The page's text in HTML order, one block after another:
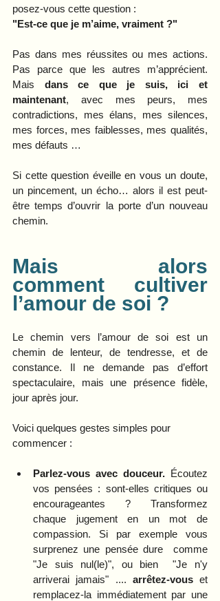
posez-vous cette question :
"Est-ce que je m’aime, vraiment ?"
Pas dans mes réussites ou mes actions.
Pas parce que les autres m’apprécient.
Mais dans ce que je suis, ici et
maintenant, avec mes peurs, mes
contradictions, mes élans, mes silences,
mes forces, mes faiblesses, mes qualités,
mes défauts …
Si cette question éveille en vous un doute,
un pincement, un écho… alors il est peut-
être temps d’ouvrir la porte d’un nouveau
chemin.
Mais alors
comment cultiver
l’amour de soi ?
Le chemin vers l’amour de soi est un
chemin de lenteur, de tendresse, et de
constance. Il ne demande pas d’effort
spectaculaire, mais une présence fidèle,
jour après jour.
Voici quelques gestes simples pour
commencer :
Parlez-vous avec douceur. Écoutez
vos pensées : sont-elles critiques ou
encourageantes ? Transformez
chaque jugement en un mot de
compassion. Si par exemple vous
surprenez une pensée dure  comme
"Je suis nul(le)", ou bien  "Je n'y
arriverai jamais" .... arrêtez-vous et
remplacez-la immédiatement par une